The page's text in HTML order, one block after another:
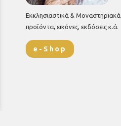
Εκκλησιαστικά & Μοναστηριακά
προϊόντα, εικόνες, εκδόσεις κ.ά.
e-Shop